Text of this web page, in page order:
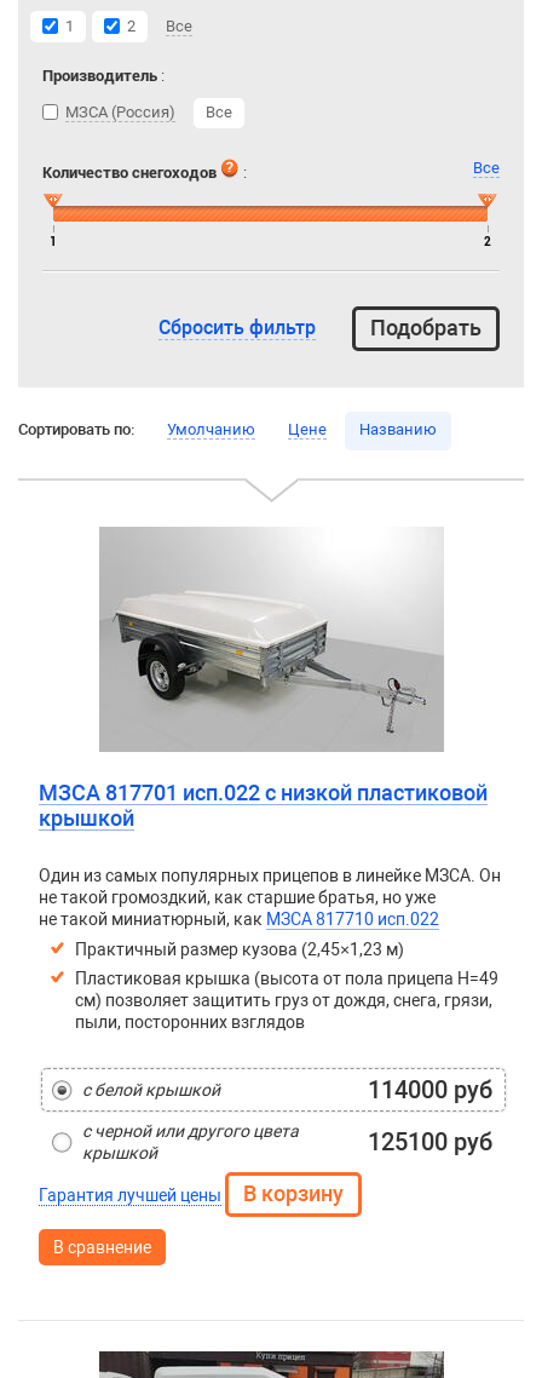
1
2 Все
Производитель :
МЗСА (Россия)
Все
Количество снегоходов : Все
1 2
Сбросить фильтр
Сортировать по: Умолчанию Цене Названию
МЗСА 817701 исп.022 с низкой пластиковой
крышкой
Один из самых популярных прицепов в линейке МЗСА. Он
не такой громоздкий, как старшие братья, но уже
не такой миниатюрный, как МЗСА 817710 исп.022
Практичный размер кузова (2,45×1,23 м)
Пластиковая крышка (высота от пола прицепа H=49
см) позволяет защитить груз от дождя, снега, грязи,
пыли, посторонних взглядов
с белой крышкой 114000 руб
с черной или другого цвета
крышкой
125100 руб
Гарантия лучшей цены
В сравнение